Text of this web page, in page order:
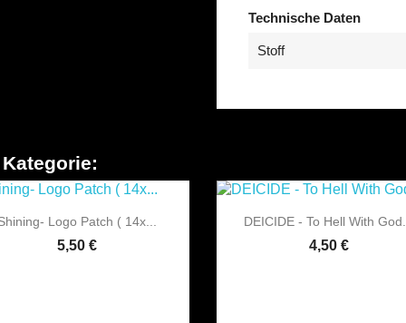
Technische Daten
Stoff
 Vorschau
Logo Patch ( 14x...
5,50 €
 Vorschau
DEICIDE - To Hell With God...
4,50 €